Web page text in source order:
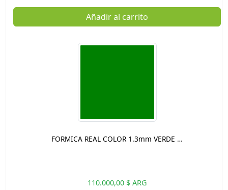
Añadir al carrito
FORMICA REAL COLOR 1.3mm VERDE …
110.000,00 $ ARG